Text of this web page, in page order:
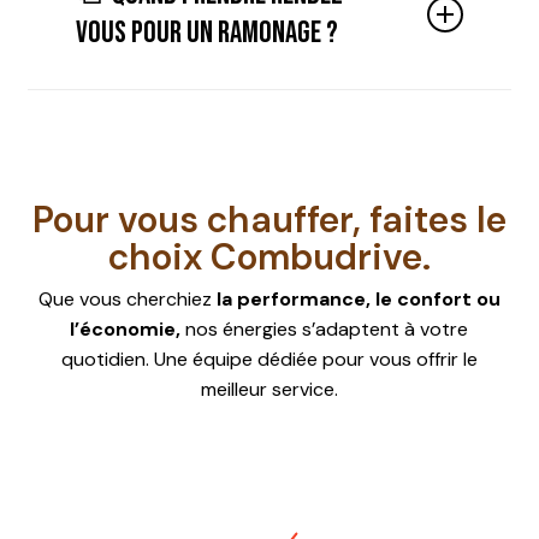
nettoyage mécanique du conduit, aspire les
résidus et vérifie l’état général de
vous pour un ramonage ?
vous en avance, surtout à l’approche de
l’hiver.
Pour vous chauffer, faites le
choix Combudrive.
Que vous cherchiez la performance, le confort ou
l’économie,nos énergies s’adaptent à votre
quotidien. Une équipe dédiée pour vous offrir le
meilleur service.